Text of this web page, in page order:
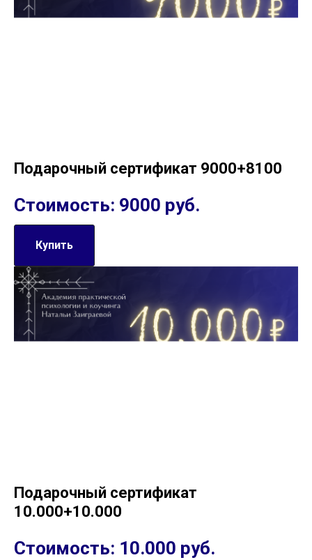
Подарочный сертификат 9000+8100
Стоимость: 9000 руб.
Купить
Подарочный сертификат
10.000+10.000
Стоимость: 10.000 руб.